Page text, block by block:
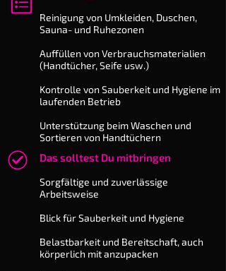
​Reinigung von Umkleiden, Duschen,
Sauna- und Ruhezonen
Auffüllen von Ver­brauchs­materi­alien
(Handtücher, Seife usw.)
Kontrolle von Sauberkeit und Hygiene im
laufenden Betrieb
Unterstützung beim Waschen und
Sortieren von Handtüchern
Das solltest Du mitbringen
Sorgfältige und zuverlässige
Arbeitsweise
Blick für Sauberkeit und Hygiene
Belastbarkeit und Bereitschaft, auch
körperlich mit anzupacken